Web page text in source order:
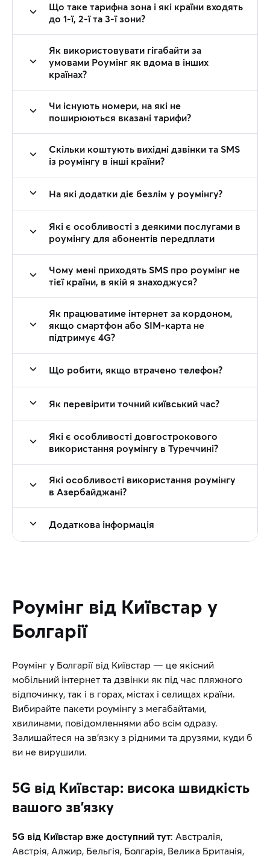
Що таке тарифна зона і які країни входять
до 1-ї, 2-ї та 3-ї зони?
Як використовувати гігабайти за
умовами Роумінг як вдома в інших
країнах?
Чи існують номери, на які не
поширюються вказані тарифи?
Скільки коштують вихідні дзвінки та SMS
із роумінгу в інші країни?
На які додатки діє безлім у роумінгу?
Які є особливості з деякими послугами в
роумінгу для абонентів передплати
Чому мені приходять SMS про роумінг не
тієї країни, в якій я знаходжуся?
Як працюватиме інтернет за кордоном,
якщо смартфон або SIM-карта не
підтримує 4G?
Що робити, якщо втрачено телефон?
Як перевірити точний київський час?
Які є особливості довгострокового
використання роумінгу в Туреччині?
Які особливості використання роумінгу
в Азербайджані?
Додаткова інформація
Роумінг від Київстар у
Болгарії
Роумінг у Болгарії від Київстар — це якісний
мобільний інтернет та дзвінки як під час пляжного
відпочинку, так і в горах, містах і селищах країни.
Вибирайте пакети роумінгу з мегабайтами,
хвилинами, повідомленнями або всім одразу.
Залишайтеся на зв’язку з рідними та друзями, куди б
ви не вирушили.
5G від Київстар: висока швидкість
вашого зв’язку
5G від Київстар вже доступний тут: Австралія,
Австрія, Алжир, Бельгія, Болгарія, Велика Британія,